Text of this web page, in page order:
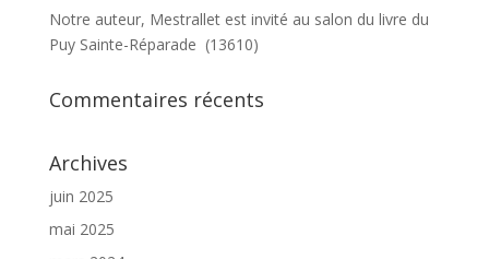
Notre auteur, Mestrallet est invité au salon du livre du
Puy Sainte-Réparade (13610)
Commentaires récents
Archives
juin 2025
mai 2025